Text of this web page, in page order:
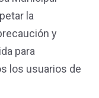
la
y
para
los usuarios de